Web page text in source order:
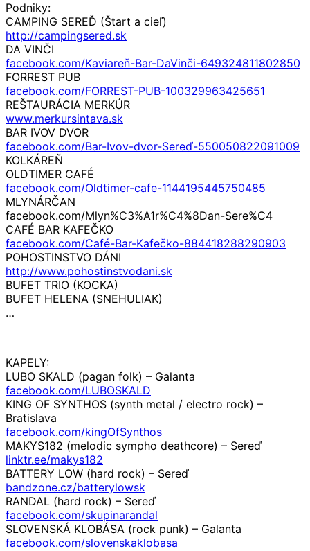
Podniky:
CAMPING SEREĎ (Štart a cieľ)
http://campingsered.sk
DA VINČI
facebook.com/Kaviareň-Bar-DaVinči-649324811802850
FORREST PUB
facebook.com/FORREST-PUB-100329963425651
REŠTAURÁCIA MERKÚR
www.merkursintava.sk
BAR IVOV DVOR
facebook.com/Bar-Ivov-dvor-Sereď-550050822091009
KOLKÁREŇ
OLDTIMER CAFÉ
facebook.com/Oldtimer-cafe-1144195445750485
MLYNÁRČAN
facebook.com/Mlyn%C3%A1r%C4%8Dan-Sere%C4
CAFÉ BAR KAFEČKO
facebook.com/Café-Bar-Kafečko-884418288290903
POHOSTINSTVO DÁNI
http://www.pohostinstvodani.sk
BUFET TRIO (KOCKA)
BUFET HELENA (SNEHULIAK)
…
KAPELY:
LUBO SKALD (pagan folk) – Galanta
facebook.com/LUBOSKALD
KING OF SYNTHOS (synth metal / electro rock) –
Bratislava
facebook.com/kingOfSynthos
MAKYS182 (melodic sympho deathcore) – Sereď
linktr.ee/makys182
BATTERY LOW (hard rock) – Sereď
bandzone.cz/batterylowsk
RANDAL (hard rock) – Sereď
facebook.com/skupinarandal
SLOVENSKÁ KLOBÁSA (rock punk) – Galanta
facebook.com/slovenskaklobasa